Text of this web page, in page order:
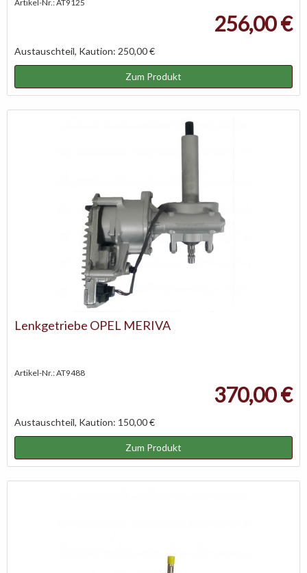
Artikel-Nr.: AT9125
256,00 €
Austauschteil, Kaution: 250,00 €
Zum Produkt
Lenkgetriebe OPEL MERIVA
Artikel-Nr.: AT9488
370,00 €
Austauschteil, Kaution: 150,00 €
Zum Produkt